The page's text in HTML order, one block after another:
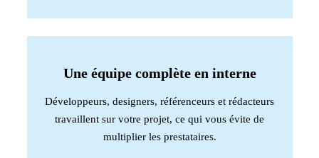
Une équipe complète en interne
Développeurs, designers, référenceurs et rédacteurs
travaillent sur votre projet, ce qui vous évite de
multiplier les prestataires.